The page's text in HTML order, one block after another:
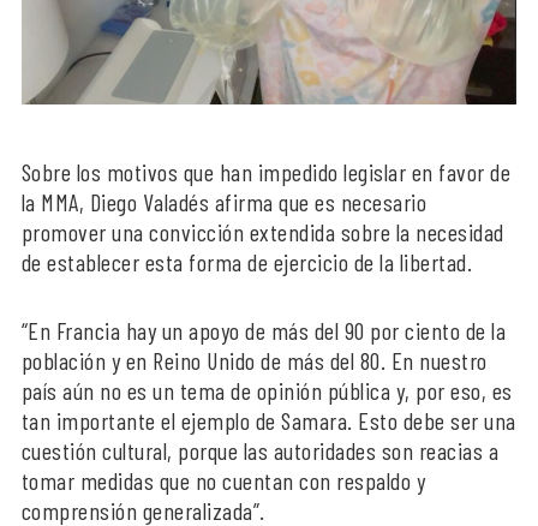
Sobre los motivos que han impedido legislar en favor de
la MMA, Diego Valadés afirma que es necesario
promover una convicción extendida sobre la necesidad
de establecer esta forma de ejercicio de la libertad.
“En Francia hay un apoyo de más del 90 por ciento de la
población y en Reino Unido de más del 80. En nuestro
país aún no es un tema de opinión pública y, por eso, es
tan importante el ejemplo de Samara. Esto debe ser una
cuestión cultural, porque las autoridades son reacias a
tomar medidas que no cuentan con respaldo y
comprensión generalizada”.